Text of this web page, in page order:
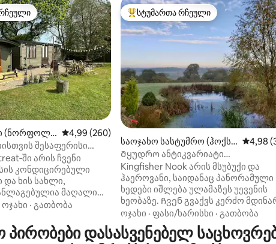
504 მიმოხილვა
მოწინავე ვარიანტი
(ნორფოლკ
საშუალო შეფასებაა 5‑დან 4,99, 260 მიმოხილვა
4,99 (260)
შესაფერისი
მდელოთი და
აუზით
არის ჩვენი
კონდიცირებული
და ხის სახლი,
მაღალი
ძაღლებისგან
პანორამული
სასიამოვნო
ოჯახი · გათბობა
სტუმართა რჩეული მოწინავე
სტუმართა რჩეული
საოჯახო სასტუმრო (ჰოქსნ
ი)
4,98
Მყუდრო ანტიკვარიატი
განსაცვიფრებელი ხედებით,
თევზჭერითა და კაიაკინგით
Kingfisher Nook არის მსუბუქი და
ჰაეროვანი, საიდანაც პანორამული
ხედები იშლება ულამაზეს უევენის
ხეობაზე. Ჩვენ გვაქვს კერძო
ხელმისაწვდომობის თევზჭერის
ბაღი, სცენური დადის და ციკლი ჩავა
კარი ნაბიჯი, და შესანიშნავი
ოჯახი · ფასი/ხარისხი · გათბობა
დასასვენებელ